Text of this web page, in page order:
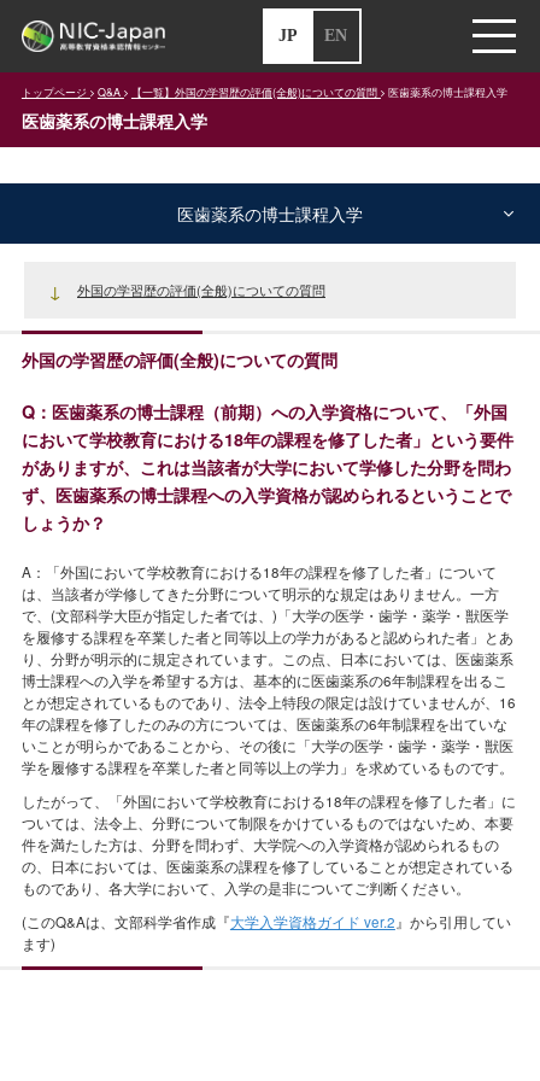
JP EN
トップページ Q&A 【一覧】外国の学習歴の評価(全般)についての質問 医歯薬系の博士課程入学
医歯薬系の博士課程入学
医歯薬系の博士課程入学
外国の学習歴の評価(全般)についての質問
外国の学習歴の評価(全般)についての質問
Q：医歯薬系の博士課程（前期）への入学資格について、「外国
において学校教育における18年の課程を修了した者」という要件
がありますが、これは当該者が大学において学修した分野を問わ
ず、医歯薬系の博士課程への入学資格が認められるということで
しょうか？
A：「外国において学校教育における18年の課程を修了した者」について
は、当該者が学修してきた分野について明示的な規定はありません。一方
で、(文部科学大臣が指定した者では、)「大学の医学・歯学・薬学・獣医学
を履修する課程を卒業した者と同等以上の学力があると認められた者」とあ
り、分野が明示的に規定されています。この点、日本においては、医歯薬系
博士課程への入学を希望する方は、基本的に医歯薬系の6年制課程を出るこ
とが想定されているものであり、法令上特段の限定は設けていませんが、16
年の課程を修了したのみの方については、医歯薬系の6年制課程を出ていな
いことが明らかであることから、その後に「大学の医学・歯学・薬学・獣医
学を履修する課程を卒業した者と同等以上の学力」を求めているものです。
したがって、「外国において学校教育における18年の課程を修了した者」に
ついては、法令上、分野について制限をかけているものではないため、本要
件を満たした方は、分野を問わず、大学院への入学資格が認められるもの
の、日本においては、医歯薬系の課程を修了していることが想定されている
ものであり、各大学において、入学の是非についてご判断ください。
(このQ&Aは、文部科学省作成『大学入学資格ガイド ver.2 』から引用してい
ます)